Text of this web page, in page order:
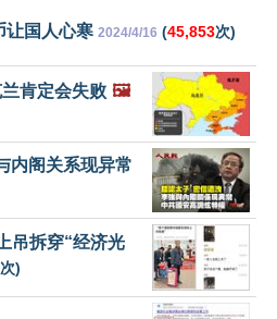
让国人心寒 2024/4/16 (45,853次)
肯定会失败 🖼️
内阁关系现异常
吊拆穿“经济光
次)